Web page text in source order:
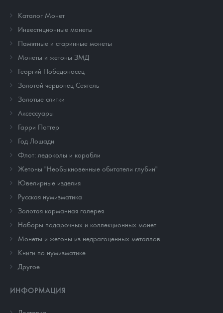
Каталог Монет
Инвестиционные монеты
Памятные и старинные монеты
Монеты и жетоны ЗМД
Георгий Победоносец
Золотой червонец Сеятель
Золотые слитки
Аксессуары
Гарри Поттер
Год Лошади
Флот: ледоколы и корабли
Жетоны "Необыкновенные обитатели глубин"
Ювелирные изделия
Русская нумизматика
Золотая карманная галерея
Наборы подарочных и коллекционных монет
Монеты и жетоны из недрагоценных металлов
Книги по нумизматике
Другое
ИНФОРМАЦИЯ